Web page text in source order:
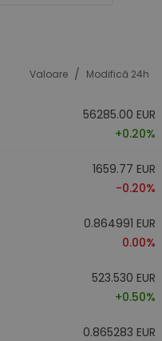
Valoare / Modifică 24h
56285.00 EUR
+0.20%
1659.77 EUR
-0.20%
0.864991 EUR
0.00%
523.530 EUR
+0.50%
0.865283 EUR